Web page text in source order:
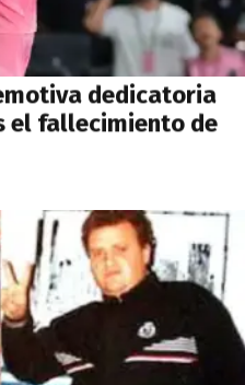
dedicatoria
el fallecimiento de